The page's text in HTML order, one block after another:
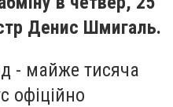
Денис Шмигаль.
- майже тисяча
офіційно